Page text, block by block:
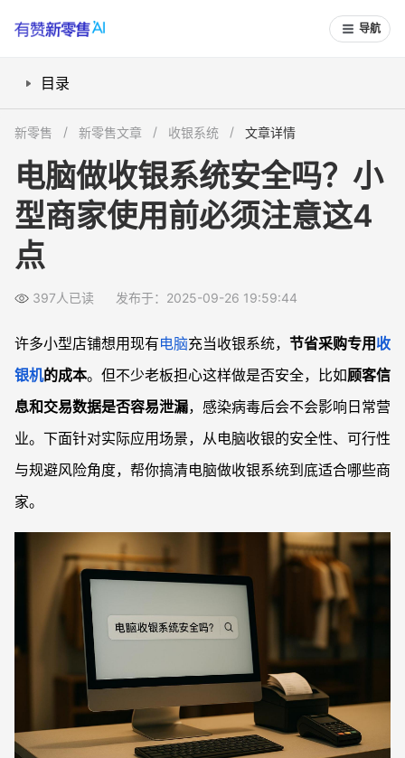
导航
目录
如何让电脑收银更安全可靠？
电脑收银和专用收银机各有什么优缺点？
电脑收银软件有哪些推荐？
数据突然丢失怎么补救？
操作人员不熟悉收银软件怎么办？
新零售 新零售文章 收银系统 文章详情
电脑做收银系统安全吗？小
型商家使用前必须注意这4
点
397人已读 发布于：2025-09-26 19:59:44
许多小型店铺想用现有电脑充当收银系统， 节省采购专用 收
银机的成本。但不少老板担心这样做是否安全，比如顾客信
息和交易数据是否容易泄漏，感染病毒后会不会影响日常营
业。下面针对实际应用场景，从电脑收银的安全性、可行性
与规避风险角度，帮你搞清电脑做收银系统到底适合哪些商
家。